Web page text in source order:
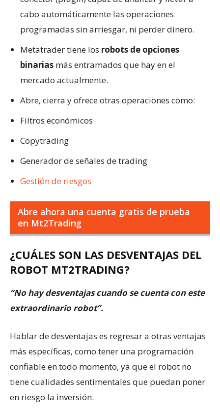
cabo automáticamente las operaciones
programadas sin arriesgar, ni perder dinero.
Metatrader tiene los robots de opciones
binarias más entramados que hay en el
mercado actualmente.
Abre, cierra y ofrece otras operaciones como:
Filtros económicos
Copytrading
Generador de señales de trading
Gestión de riesgos
Abre ahora una cuenta gratis de prueba
en Mt2Trading
¿CUÁLES SON LAS DESVENTAJAS DEL
ROBOT MT2TRADING?
“No hay desventajas cuando se cuenta con este
extraordinario robot”.
Hablar de desventajas es regresar a otras ventajas
más específicas, como tener una programación
confiable en todo momento, ya que el robot no
tiene cualidades sentimentales que puedan poner
en riesgo la inversión.